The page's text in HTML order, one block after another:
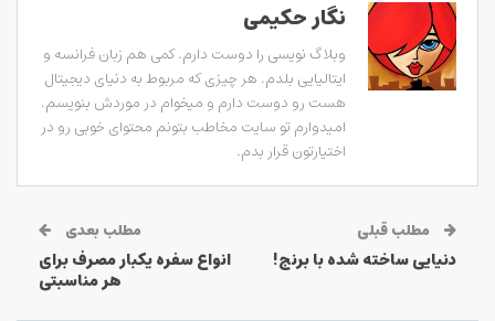
نگار حکیمی
وبلاگ نویسی را دوست دارم. کمی هم زبان فرانسه و
ایتالیایی بلدم. هر چیزی که مربوط به دنیای دیجیتال
هست رو دوست دارم و میخوام در موردش بنویسم.
امیدوارم تو سایت مخاطب بتونم محتوای خوبی رو در
اختیارتون قرار بدم.
مطلب قبلی
دنیایی ساخته شده با برنج!
مطلب بعدی
انواع سفره یکبار مصرف برای
هر مناسبتی